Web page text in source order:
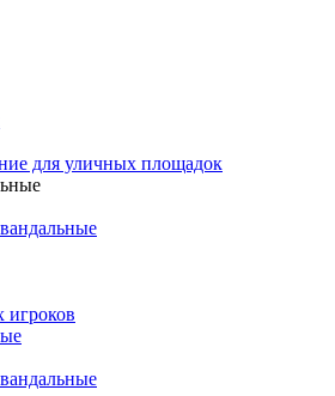
для уличных площадок
игроков